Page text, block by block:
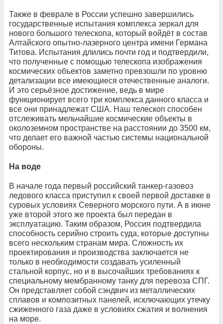
Также в феврале в России успешно завершились
государственные испытания комплекса зеркал для
нового большого телескопа, который войдёт в состав
Алтайского опытно-лазерного центра имени Германа
Титова. Испытания длились почти год и подтвердили,
что полученные с помощью телескопа изображения
космических объектов заметно превзошли по уровню
детализации все имеющиеся отечественные аналоги.
И это серьёзное достижение, ведь в мире
функционирует всего три комплекса данного класса и
все они принадлежат США. Наш телескоп способен
отслеживать мельчайшие космические объекты в
околоземном пространстве на расстоянии до 3500 км,
что делает его важной частью системы национальной
обороны.
На воде
В начале года первый российский танкер-газовоз
ледового класса приступил к своей первой доставке в
суровых условиях Северного морского пути. А в июне
уже второй этого же проекта был передан в
эксплуатацию. Таким образом, Россия подтвердила
способность серийно строить суда, которые доступны
всего нескольким странам мира. Сложность их
проектирования и производства заключается не
только в необходимости создавать усиленный
стальной корпус, но и в высочайших требованиях к
специальному мембранному танку для перевоза СПГ.
Он представляет собой сэндвич из металлических
сплавов и композитных панелей, исключающих утечку
сжиженного газа даже в условиях сжатия и волнения
на море.